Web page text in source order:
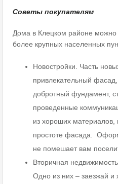
Советы покупателям
Дома в Клецком районе можно
более крупных населенных
Новостройки. Часть
привлекательный
добротный фундамент,
проведенные
из хороших материалов,
простоте фасада.
не помешает вам
Вторичная
Одно из них – заезжай и